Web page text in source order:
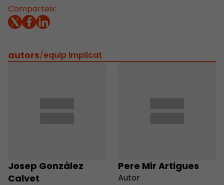
Comparteix:
autors/equip implicat
Josep Gonzàlez
Calvet
Pere Mir Artigues
Autor